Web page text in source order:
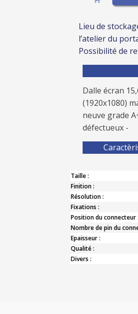
Lieu de
l’atelier du
Possibilité de
Dalle écran
(1920x1080)
neuve grade
défectueux -
Taille :
Finition :
Résolution :
Fixations :
Position du connecteur :
Nombre de pin du
Epaisseur :
Qualité :
Divers :